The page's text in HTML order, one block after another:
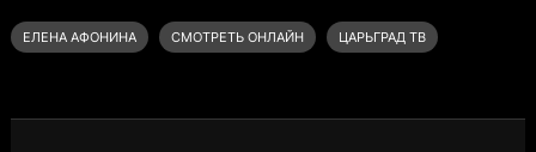
ЕЛЕНА АФОНИНА СМОТРЕТЬ ОНЛАЙН ЦАРЬГРАД ТВ